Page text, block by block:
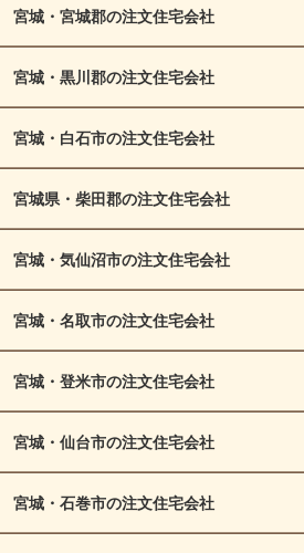
宮城・宮城郡の注文住宅会社
宮城・黒川郡の注文住宅会社
宮城・白石市の注文住宅会社
宮城県・柴田郡の注文住宅会社
宮城・気仙沼市の注文住宅会社
宮城・名取市の注文住宅会社
宮城・登米市の注文住宅会社
宮城・仙台市の注文住宅会社
宮城・石巻市の注文住宅会社